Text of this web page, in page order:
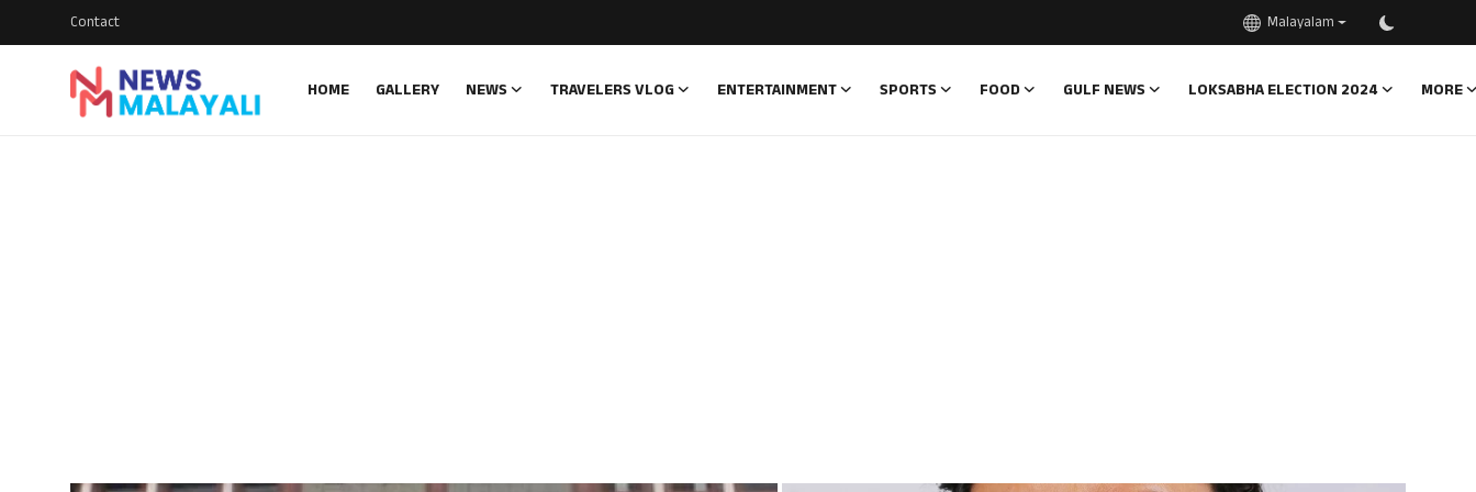
Contact Malayalam
HOME GALLERY NEWS TRAVELERS VLOG ENTERTAINMENT SPORTS FOOD GULF NEWS LOKSABHA ELECTION 2024 MORE